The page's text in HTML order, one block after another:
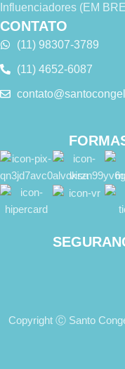
Influenciadores (EM
CONTATO
(11) 98307-3789
(11) 4652-6087
Copyright Ⓒ Santo